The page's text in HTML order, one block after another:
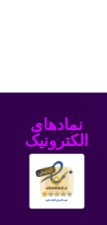
نمادهای
الکترونیک